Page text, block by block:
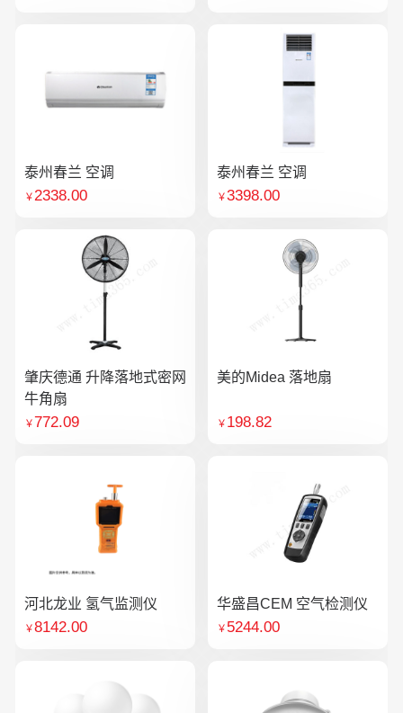
泰州春兰 空调
￥2338.00
泰州春兰 空调
￥3398.00
肇庆德通 升降落地式密网
牛角扇
￥772.09
美的Midea 落地扇
￥ 198.82
河北龙业 氢气监测仪
￥8142.00
华盛昌CEM 空气检测仪
￥ 5244.00